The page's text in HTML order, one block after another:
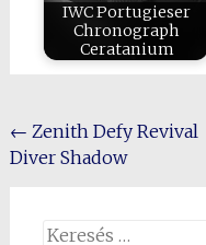
IWC Portugieser
Chronograph
Ceratanium
Post
navigation
← Zenith Defy Revival
Diver Shadow
Search